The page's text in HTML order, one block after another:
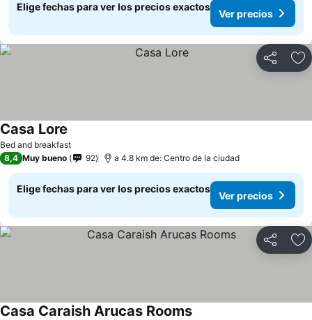
Elige fechas para ver los precios exactos
Ver precios
Compartir
Bed and breakfast
Casa Lore
8,4 Muy bueno 92 a 4.8 km de: Centro de la ciudad
Elige fechas para ver los precios exactos
Ver precios
Compartir
Casa Caraish Arucas Rooms